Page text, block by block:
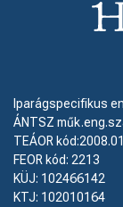
Iparágspecifikus
ÁNTSZ
TEÁOR
FEOR kód: 2213
KÜJ: 102466142
KTJ: 102010164